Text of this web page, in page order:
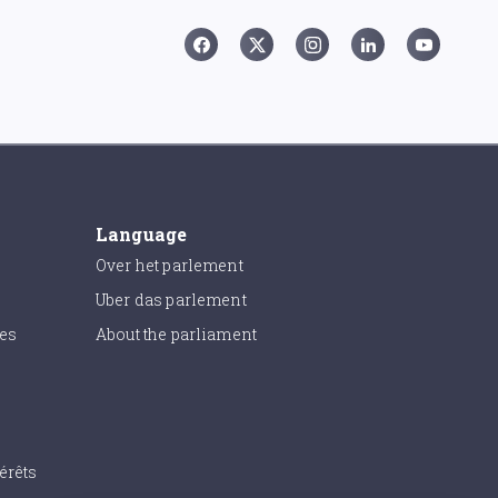
Language
Over het parlement
Uber das parlement
About the parliament